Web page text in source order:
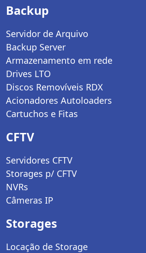
Backup
Servidor de Arquivo
Backup Server
Armazenamento em rede
Drives LTO
Discos Removíveis RDX
Acionadores Autoloaders
Cartuchos e Fitas
CFTV
Servidores CFTV
Storages p/ CFTV
NVRs
Câmeras IP
Storages
Locação de Storage